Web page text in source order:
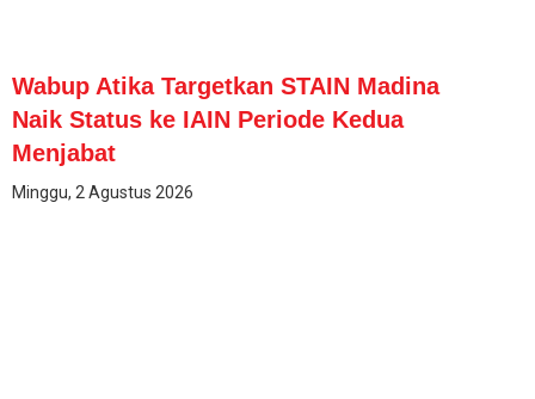
Wabup Atika Targetkan STAIN Madina
Naik Status ke IAIN Periode Kedua
Menjabat
Minggu, 2 Agustus 2026